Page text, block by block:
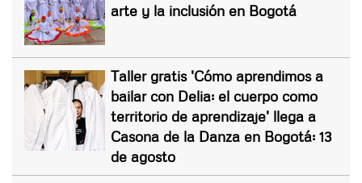
arte y la inclusión en Bogotá
Taller gratis 'Cómo aprendimos a
bailar con Delia: el cuerpo como
territorio de aprendizaje' llega a
Casona de la Danza en Bogotá: 13
de agosto